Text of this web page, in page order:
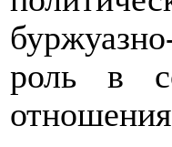
роль в